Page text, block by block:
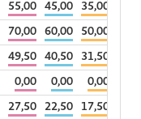
55,00 45,00 35,00
70,00 60,00
50,00
49,50 40,50
31,50
0,00 0,00
0,00
27,50 22,50 17,50